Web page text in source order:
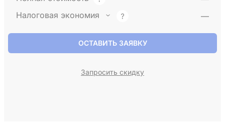
Налоговая экономия
—
ОСТАВИТЬ ЗАЯВКУ
Запросить скидку